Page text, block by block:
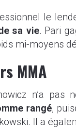
le
sa vie. Pari
mi-moyens
MMA
n’a
rangé,
Il a